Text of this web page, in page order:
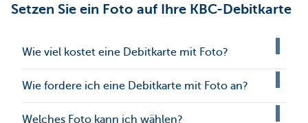
Setzen Sie ein Foto auf Ihre KBC-Debitkarte
Wie viel kostet eine Debitkarte mit Foto?
Wie fordere ich eine Debitkarte mit Foto an?
Welches Foto kann ich wählen?